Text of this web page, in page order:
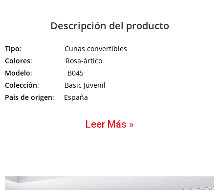
Descripción del producto
Tipo: Cunas convertibles
Colores: Rosa-ártico
Modelo: B045
Colección: Basic Juvenil
País de origen: España
Leer Más »